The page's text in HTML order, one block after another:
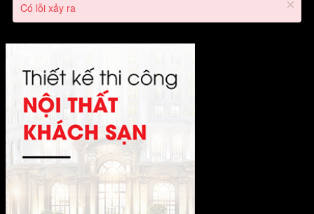
Có lỗi xảy ra